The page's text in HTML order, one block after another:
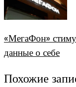
«МегаФон»
данные о себе
Похожие